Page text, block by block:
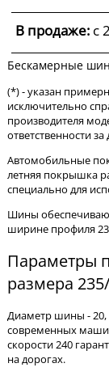
В продаже: c
Бескамерные
(*) - указан
исключительно
производителя
ответственности
Автомобильные
летняя покрышка
специально для
Шины
ширине профиля
Параметры
размера
Диаметр шины - 20,
современных
скорости 240
на дорогах.